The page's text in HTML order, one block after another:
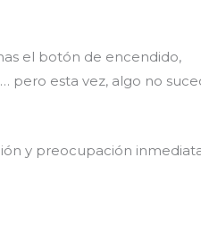
el botón de encendido,
pero esta vez, algo no
y preocupación